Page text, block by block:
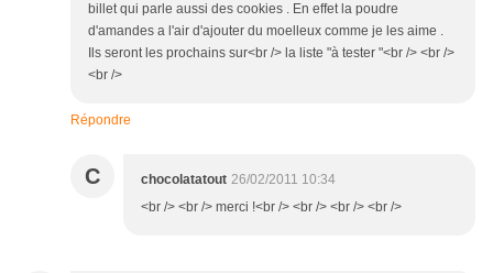
billet qui parle aussi des cookies . En effet la poudre
d'amandes a l'air d'ajouter du moelleux comme je les aime .
Ils seront les prochains sur<br /> la liste "à tester "<br /> <br />
<br />
Répondre
C chocolatatout 26/02/2011 10:34
<br /> <br /> merci !<br /> <br /> <br /> <br />